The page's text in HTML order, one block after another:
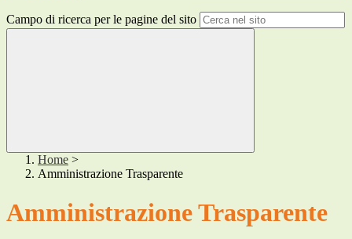
Campo di ricerca per le pagine del sito
Home >
Amministrazione Trasparente
Amministrazione Trasparente